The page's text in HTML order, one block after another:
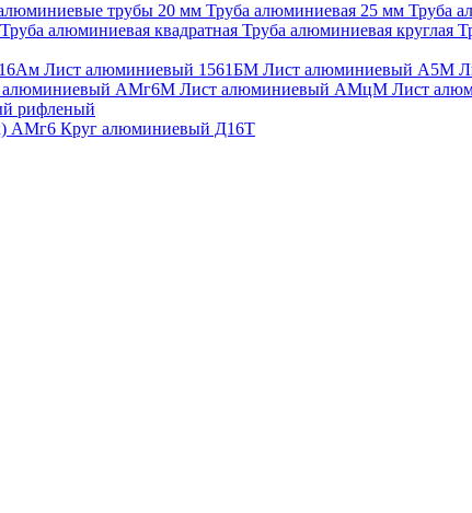
трубы 20 мм Труба алюминиевая 25 мм Труба
Труба алюминиевая квадратная Труба алюминиевая круглая
Лист алюминиевый 1561БМ Лист алюминиевый А5М
алюминиевый АМг6М Лист алюминиевый АМцМ Лист
рифленый
АМг6 Круг алюминиевый Д16Т